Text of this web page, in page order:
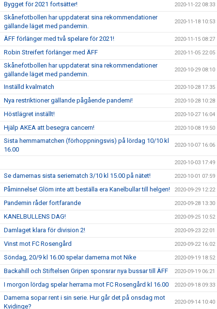
Bygget för 2021 fortsätter! 2020-11-22 08:33
Skånefotbollen har uppdaterat sina rekommendationer
gällande läget med pandemin.
2020-11-18 10:53
ÄFF förlänger med två spelare för 2021! 2020-11-15 08:27
Robin Streifert förlänger med ÄFF 2020-11-05 22:05
Skånefotbollen har uppdaterat sina rekommendationer
gällande läget med pandemin.
2020-10-29 08:10
Inställd kvalmatch 2020-10-28 17:35
Nya restriktioner gällande pågående pandemi! 2020-10-28 10:28
Höstlägret inställt! 2020-10-27 16:04
Hjälp AKEA att besegra cancern! 2020-10-08 19:50
Sista hemmamatchen (förhoppningsvis) på lördag 10/10 kl
16.00
2020-10-07 16:06
2020-10-03 17:49
Se damernas sista seriematch 3/10 kl 15.00 på nätet! 2020-10-01 07:59
Påminnelse! Glöm inte att beställa era Kanelbullar till helgen! 2020-09-29 12:22
Pandemin råder fortfarande 2020-09-28 13:30
KANELBULLENS DAG! 2020-09-25 10:52
Damlaget klara för division 2! 2020-09-23 22:01
Vinst mot FC Rosengård 2020-09-22 16:02
Söndag, 20/9 kl 16.00 spelar damerna mot Nike 2020-09-19 18:52
Backahill och Stiftelsen Gripen sponsrar nya bussar till ÄFF 2020-09-19 06:21
I morgon lördag spelar herrarna mot FC Rosengård kl 16.00 2020-09-18 09:33
Damerna sopar rent i sin serie. Hur går det på onsdag mot
Kvidinge?
2020-09-14 10:40